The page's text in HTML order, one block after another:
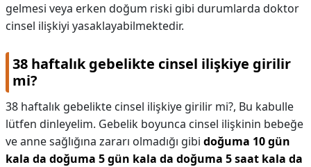
gelmesi veya erken doğum riski gibi durumlarda doktor
cinsel ilişkiyi yasaklayabilmektedir.
38 haftalık gebelikte cinsel ilişkiye girilir
mi?
38 haftalık gebelikte cinsel ilişkiye girilir mi?, Bu kabulle
lütfen dinleyelim. Gebelik boyunca cinsel ilişkinin bebeğe
ve anne sağlığına zararı olmadığı gibi doğuma 10 gün
kala da doğuma 5 gün kala da doğuma 5 saat kala da